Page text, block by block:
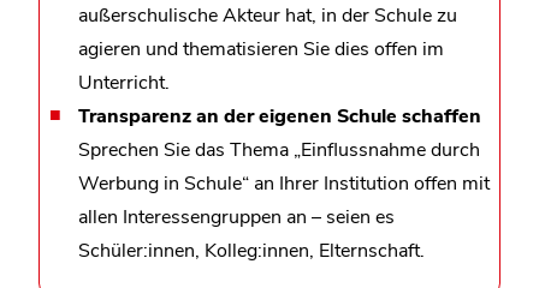
außerschulische Akteur hat, in der Schule zu
agieren und thematisieren Sie dies offen im
Unterricht.
Transparenz an der eigenen Schule schaffen
Sprechen Sie das Thema „Einflussnahme durch
Werbung in Schule“ an Ihrer Institution offen mit
allen Interessengruppen an – seien es
Schüler:innen, Kolleg:innen, Elternschaft.